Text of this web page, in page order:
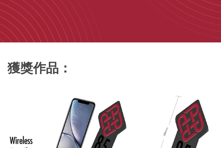
獲獎作品：